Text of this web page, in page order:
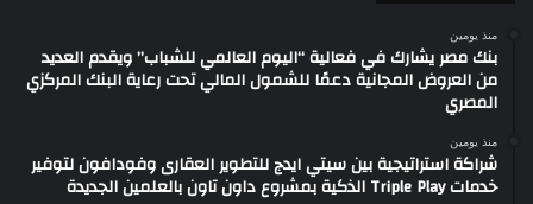
منذ يومين
بنك مصر يشارك في فعالية “اليوم العالمي للشباب” ويقدم العديد
من العروض المجانية دعمًا للشمول المالي تحت رعاية البنك المركزي
المصري
منذ يومين
شراكة استراتيجية بين سيتي ايدج للتطوير العقارى وفودافون لتوفير
خدمات Triple Play الذكية بمشروع داون تاون بالعلمين الجديدة